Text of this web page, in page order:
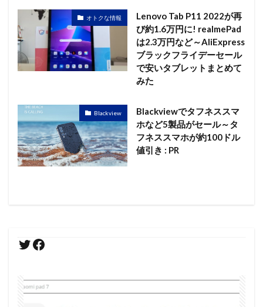
オトクな情報
Lenovo Tab P11 2022が再
び約1.6万円に! realmePad
は2.3万円など～AliExpress
ブラックフライデーセール
で安いタブレットまとめて
みた
Blackview
Blackviewでタフネススマ
ホなど5製品がセール～タ
フネススマホが約100ドル
値引き : PR